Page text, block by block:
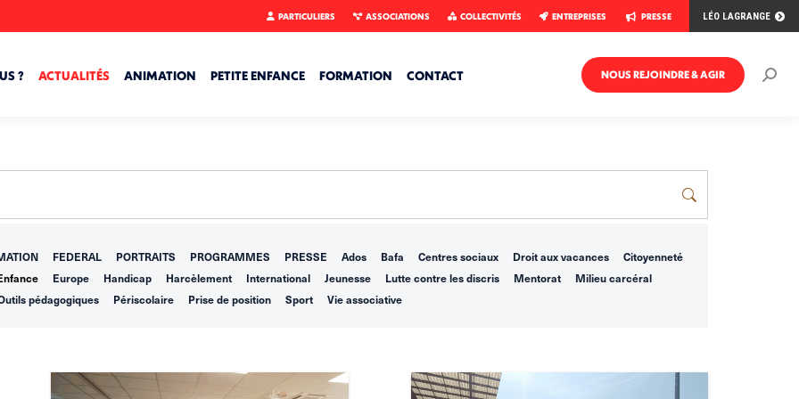
PARTICULIERS ASSOCIATIONS COLLECTIVITÉS ENTREPRISES PRESSE LÉO LAGRANGE
? ACTUALITÉS ANIMATION PETITE ENFANCE FORMATION CONTACT NOUS REJOINDRE & AGIR
FEDERAL PORTRAITS PROGRAMMES PRESSE Ados Bafa Centres sociaux Droit aux vacances
Citoyenneté
Europe Handicap Harcèlement International Jeunesse Lutte contre les discris Mentorat
Milieu carcéral
pédagogiques
Périscolaire Prise de position Sport Vie associative